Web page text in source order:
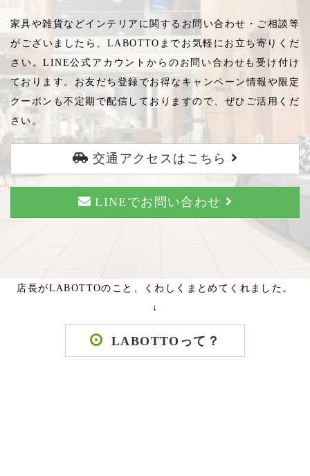
家具や雑貨などインテリアに関するお問い合わせ・ご相談等
がございましたら、LABOTTOまでお気軽にお立ち寄りくだ
さい。LINE公式アカウントからのお問い合わせも受け付け
ております。お友だち登録でお得なキャンペーン情報や限定
クーポンも不定期で配信しておりますので、ぜひご活用くだ
さい。
交通アクセスはこちら
LINEでお問い合わせ
店長がLABOTTOのこと、くわしくまとめてくれました。
↓
LABOTTOって？